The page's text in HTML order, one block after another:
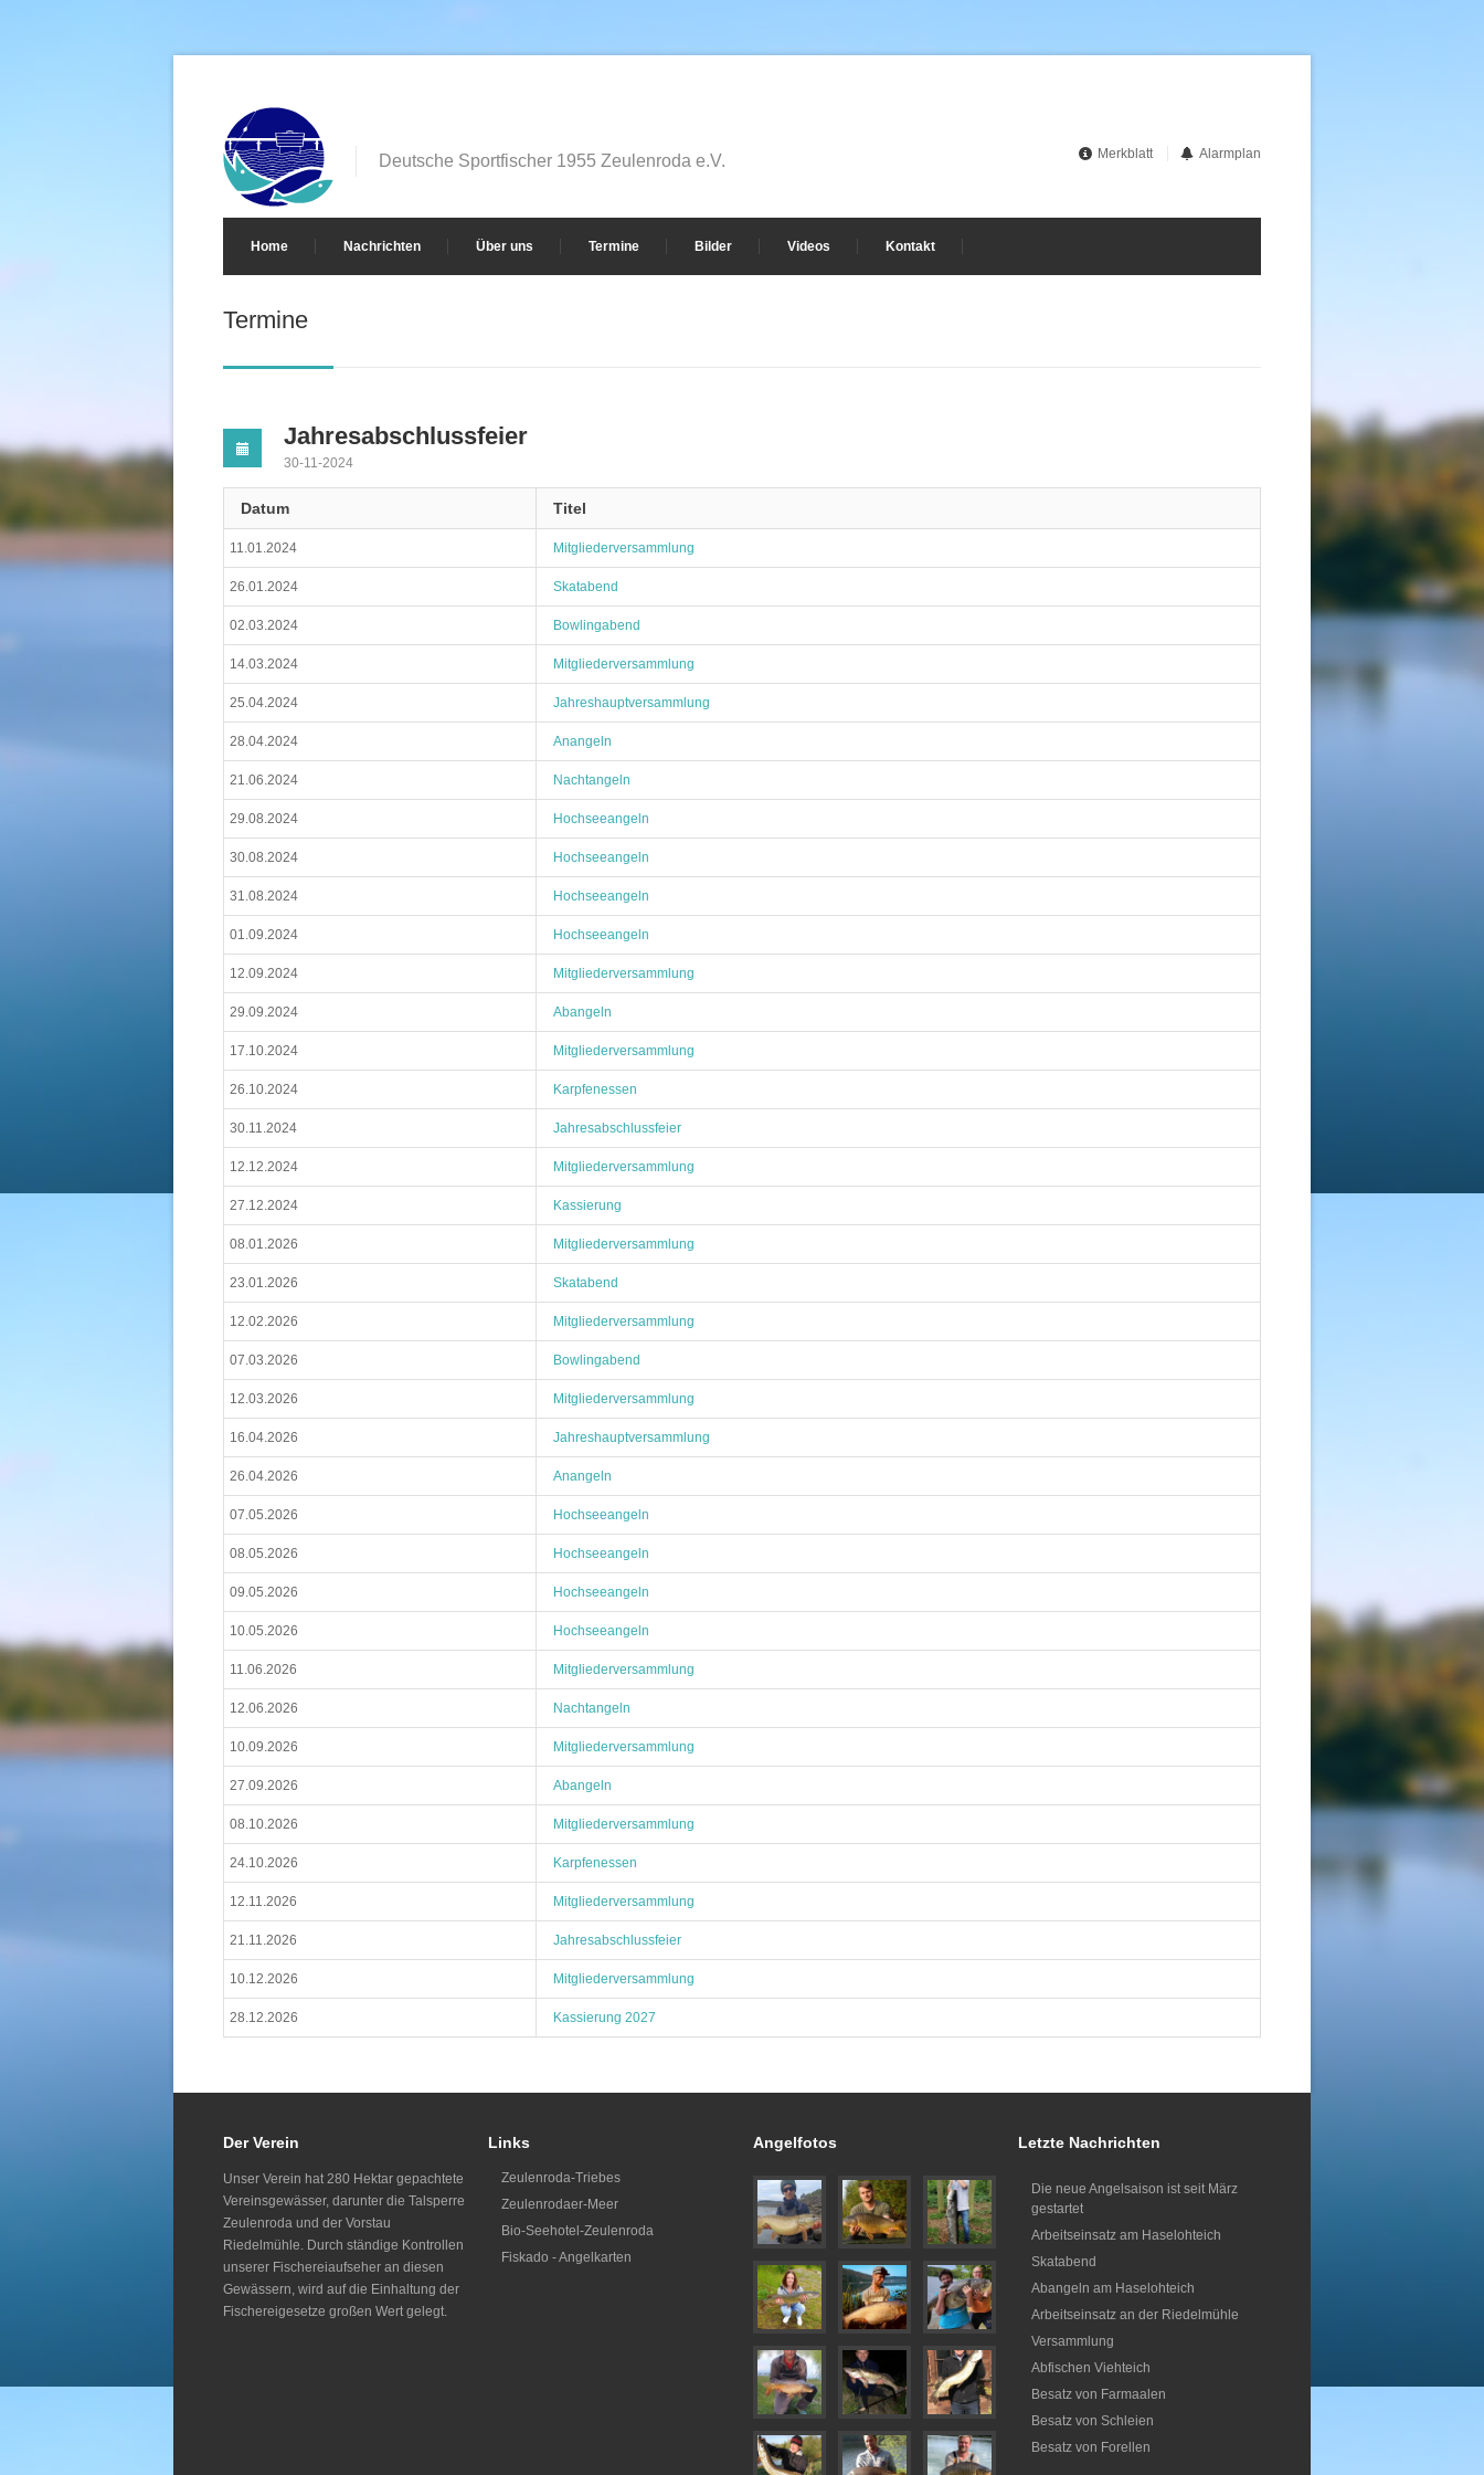
Deutsche Sportfischer 1955 Zeulenroda e.V. Merkblatt Alarmplan
Home Nachrichten Über uns Termine Bilder Videos Kontakt
Termine
Jahresabschlussfeier
30-11-2024
Datum Titel
11.01.2024 Mitgliederversammlung
26.01.2024 Skatabend
02.03.2024 Bowlingabend
14.03.2024 Mitgliederversammlung
25.04.2024 Jahreshauptversammlung
28.04.2024 Anangeln
21.06.2024 Nachtangeln
29.08.2024 Hochseeangeln
30.08.2024 Hochseeangeln
31.08.2024 Hochseeangeln
01.09.2024 Hochseeangeln
12.09.2024 Mitgliederversammlung
29.09.2024 Abangeln
17.10.2024 Mitgliederversammlung
26.10.2024 Karpfenessen
30.11.2024 Jahresabschlussfeier
12.12.2024 Mitgliederversammlung
27.12.2024 Kassierung
08.01.2026 Mitgliederversammlung
23.01.2026 Skatabend
12.02.2026 Mitgliederversammlung
07.03.2026 Bowlingabend
12.03.2026 Mitgliederversammlung
16.04.2026 Jahreshauptversammlung
26.04.2026 Anangeln
07.05.2026 Hochseeangeln
08.05.2026 Hochseeangeln
09.05.2026 Hochseeangeln
10.05.2026 Hochseeangeln
11.06.2026 Mitgliederversammlung
12.06.2026 Nachtangeln
10.09.2026 Mitgliederversammlung
27.09.2026 Abangeln
08.10.2026 Mitgliederversammlung
24.10.2026 Karpfenessen
12.11.2026 Mitgliederversammlung
21.11.2026 Jahresabschlussfeier
10.12.2026 Mitgliederversammlung
28.12.2026 Kassierung 2027
Der Verein
Unser Verein hat 280 Hektar gepachtete
Vereinsgewässer, darunter die Talsperre
Zeulenroda und der Vorstau
Riedelmühle. Durch ständige Kontrollen
unserer Fischereiaufseher an diesen
Gewässern, wird auf die Einhaltung der
Fischereigesetze großen Wert gelegt.
Links
Zeulenroda-Triebes
Zeulenrodaer-Meer
Bio-Seehotel-Zeulenroda
Fiskado - Angelkarten
Angelfotos Letzte Nachrichten
Die neue Angelsaison ist seit März
gestartet
Arbeitseinsatz am Haselohteich
Skatabend
Abangeln am Haselohteich
Arbeitseinsatz an der Riedelmühle
Versammlung
Abfischen Viehteich
Besatz von Farmaalen
Besatz von Schleien
Besatz von Forellen